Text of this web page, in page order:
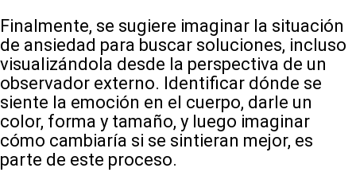
Finalmente, se sugiere imaginar la situación
de ansiedad para buscar soluciones, incluso
visualizándola desde la perspectiva de un
observador externo. Identificar dónde se
siente la emoción en el cuerpo, darle un
color, forma y tamaño, y luego imaginar
cómo cambiaría si se sintieran mejor, es
parte de este proceso.